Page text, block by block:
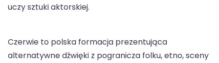
uczy sztuki aktorskiej.
Czerwie to polska formacja prezentująca
alternatywne dźwięki z pogranicza folku, etno, sceny